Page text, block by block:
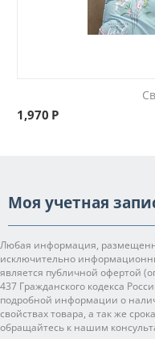
1,970 Р
Моя учетная
Любая информация,
исключительно
является публичной офертой
437 Гражданского кодекса
подробной информации о
свойствах товара, а так же
обращайтесь к нашим